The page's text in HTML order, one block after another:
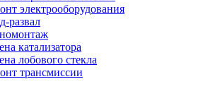
электрооборудования
развал
катализатора
лобового стекла
трансмиссии